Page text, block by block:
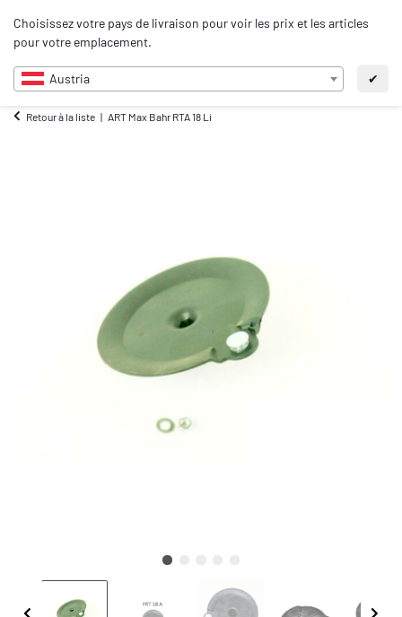
Choisissez votre pays de livraison pour voir les prix et les articles
pour votre emplacement.
Austria ✔
FR
Retour à la liste ART Max Bahr RTA 18 Li